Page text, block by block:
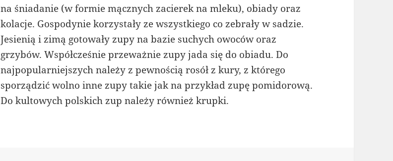
na śniadanie (w formie mącznych zacierek na mleku), obiady oraz
kolacje. Gospodynie korzystały ze wszystkiego co zebrały w sadzie.
Jesienią i zimą gotowały zupy na bazie suchych owoców oraz
grzybów. Współcześnie przeważnie zupy jada się do obiadu. Do
najpopularniejszych należy z pewnością rosół z kury, z którego
sporządzić wolno inne zupy takie jak na przykład zupę pomidorową.
Do kultowych polskich zup należy również krupki.